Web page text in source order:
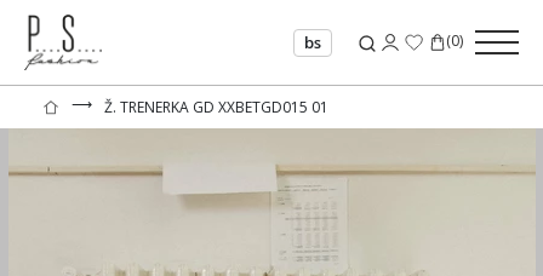
bs (0)
⟶ Ž. TRENERKA GD XXBETGD015 01